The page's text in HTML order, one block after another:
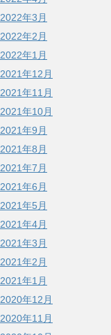
2022年3月
2022年2月
2022年1月
2021年12月
2021年11月
2021年10月
2021年9月
2021年8月
2021年7月
2021年6月
2021年5月
2021年4月
2021年3月
2021年2月
2021年1月
2020年12月
2020年11月